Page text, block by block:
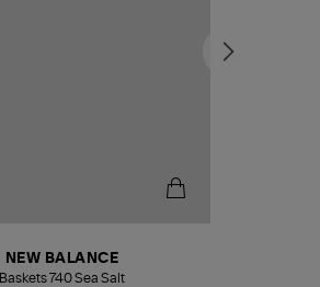
NEW BALANCE
Baskets 740 Sea Salt